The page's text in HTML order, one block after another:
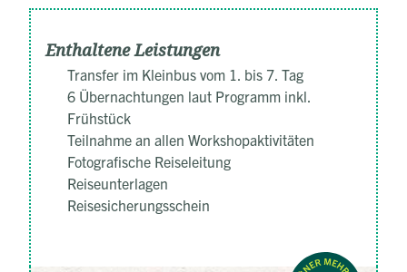
Enthaltene Leistungen
Transfer im Kleinbus vom 1. bis 7. Tag
6 Übernachtungen laut Programm inkl.
Frühstück
Teilnahme an allen Workshopaktivitäten
Fotografische Reiseleitung
Reiseunterlagen
Reisesicherungsschein